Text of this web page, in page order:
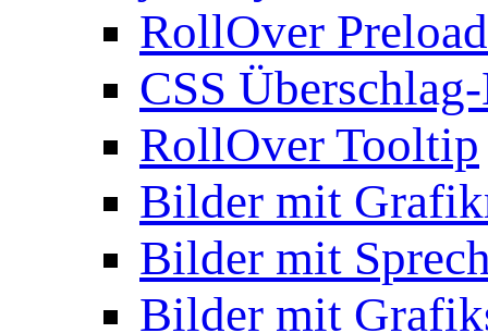
RollOver Preload
CSS
RollOver Tooltip
Bilder mit
Bilder mit
Bilder mit